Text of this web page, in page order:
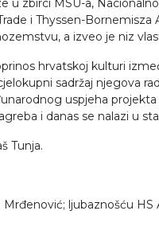
u zbirci MSU-a,
i Thyssen-
a izveo je niz
hrvatskoj kulturi
sadržaj njegova
uspjeha
i danas se nalazi u
Tunja.
ljubaznošću HS